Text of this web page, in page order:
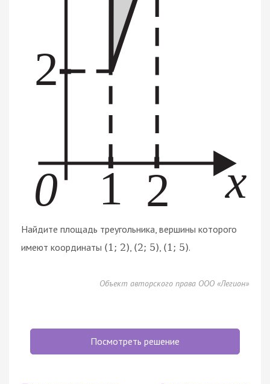
Найдите площадь треугольника, вершины которого
имеют координаты (1 ; 2) (2; 5) (1 ; 5).
Объект авторского права ООО «Легион»
Посмотреть решение